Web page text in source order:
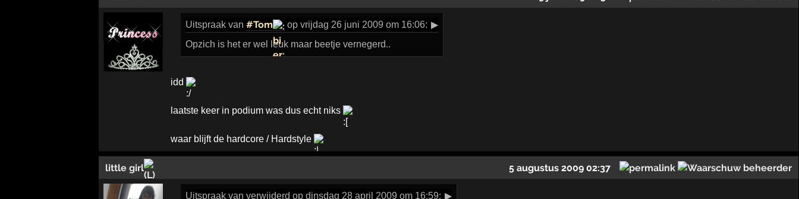
Uitspraakvan #Tom op vrijdag 26 juni 2009 om 16:06: ▶
Opzich is het er wel leuk maar beetje vernegerd..
idd
laatste keer in podium was dus echt niks
waar blijft de hardcore / Hardstyle
little girl 5 augustus 2009 02:37
Uitspraakvan verwijderd op dinsdag 28 april 2009 om 16:59: ▶